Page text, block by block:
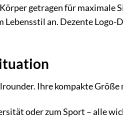
getragen für maximale
Lebensstil an. Dezente
Ihre kompakte
oder zum Sport – alle